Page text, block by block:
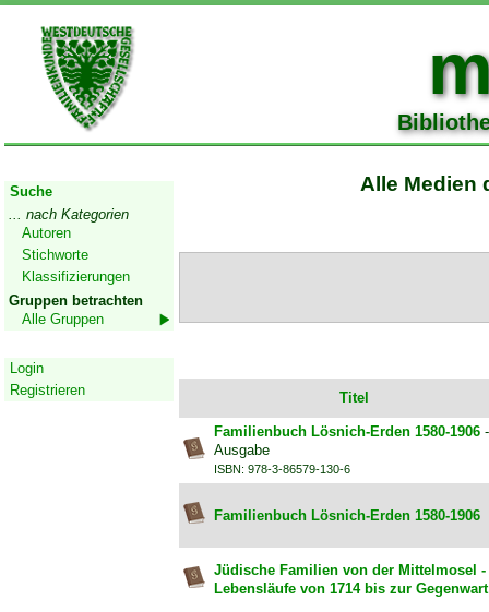
Suche
... nach Kategorien
Autoren
Stichworte
Klassifizierungen
Gruppen betrachten
Alle Gruppen
Login
Registrieren
Alle Medien
Titel
Familienbuch Lösnich-Erden 1580-1906-
Ausgabe
ISBN: 978-3-86579-130-6
Familienbuch Lösnich-Erden 1580-1906
Jüdische Familien von der Mittelmosel -
Lebensläufe von 1714 bis zur Gegenwart